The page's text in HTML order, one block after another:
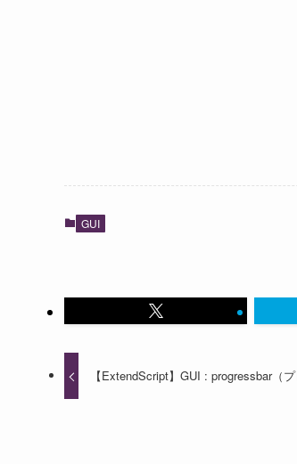
GUI
【ExtendScript】GUI : progressbar（プ